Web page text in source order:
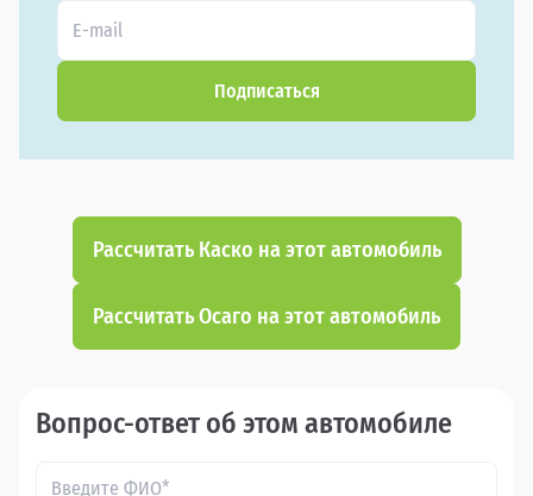
Подписаться
Рассчитать Каско на этот автомобиль
Рассчитать Осаго на этот автомобиль
Вопрос-ответ об этом автомобиле